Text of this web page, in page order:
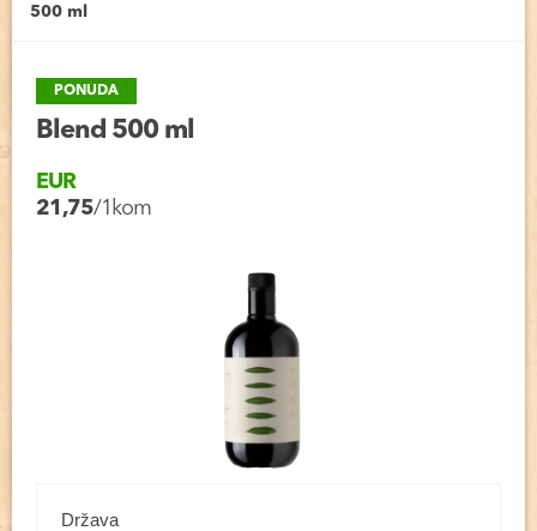
500 ml
PONUDA
Blend 500 ml
EUR
21,75/1kom
Država